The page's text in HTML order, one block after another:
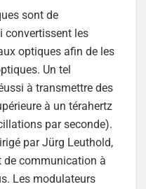
sont de
convertissent les
optiques afin de les
Un tel
à transmettre des
à un térahertz
par seconde).
par Jürg Leuthold,
de communication à
Les modulateurs